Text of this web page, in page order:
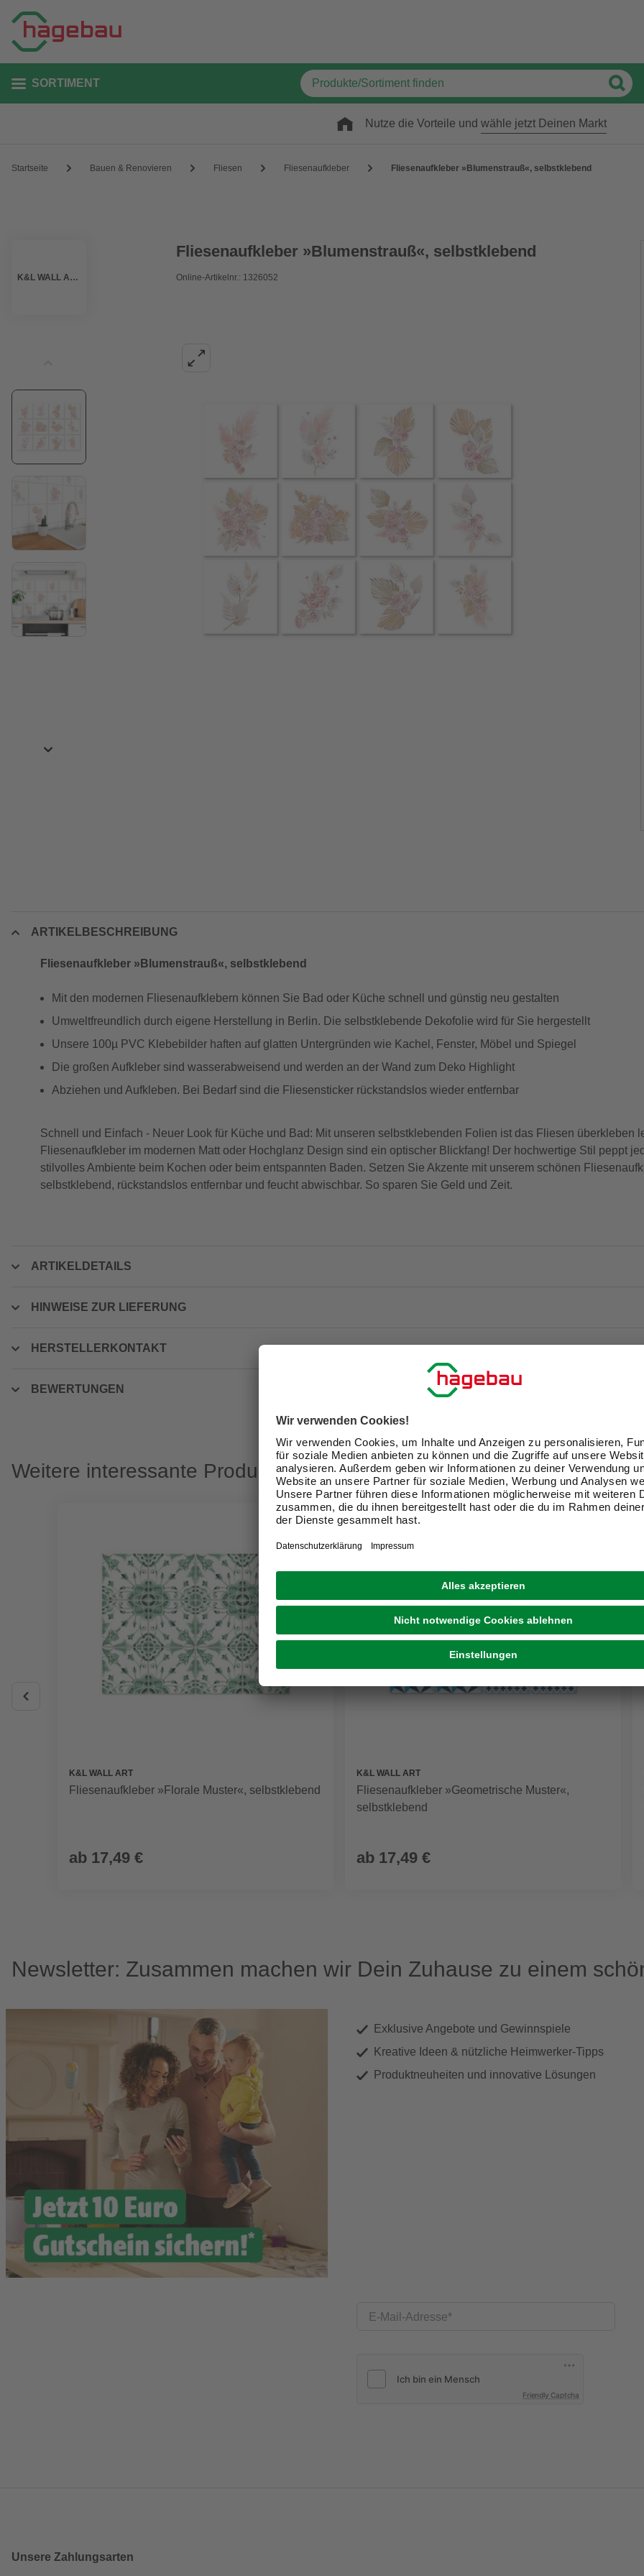
SORTIMENT
Nutze die Vorteile und wähle jetzt Deinen Markt
Startseite Bauen & Renovieren Fliesen Fliesenaufkleber Fliesenaufkleber »Blumenstrauß«, selbstklebend
K&L WALL ART
Fliesenaufkleber »Blumenstrauß«, selbstklebend
Online-Artikelnr.: 1326052
ARTIKELBESCHREIBUNG
Fliesenaufkleber »Blumenstrauß«, selbstklebend
Mit den modernen Fliesenaufklebern können Sie Bad oder Küche schnell und günstig neu gestalten
Umweltfreundlich durch eigene Herstellung in Berlin. Die selbstklebende Dekofolie wird für Sie hergestellt
Unsere 100µ PVC Klebebilder haften auf glatten Untergründen wie Kachel, Fenster, Möbel und Spiegel
Die großen Aufkleber sind wasserabweisend und werden an der Wand zum Deko Highlight
Abziehen und Aufkleben. Bei Bedarf sind die Fliesensticker rückstandslos wieder entfernbar
Schnell und Einfach - Neuer Look für Küche und Bad: Mit unseren selbstklebenden Folien ist das Fliesen überkleben
Fliesenaufkleber im modernen Matt oder Hochglanz Design sind ein optischer Blickfang! Der hochwertige Stil peppt
stilvolles Ambiente beim Kochen oder beim entspannten Baden. Setzen Sie Akzente mit unserem schönen
selbstklebend, rückstandslos entfernbar und feucht abwischbar. So sparen Sie Geld und Zeit.
ARTIKELDETAILS
HINWEISE ZUR LIEFERUNG
HERSTELLERKONTAKT
BEWERTUNGEN
Weitere interessante Produkte
K&L WALL ART
Fliesenaufkleber »Florale Muster«, selbstklebend
ab 17,49 €
K&L WALL ART
Fliesenaufkleber »Geometrische Muster«,
selbstklebend
ab 17,49 €
Newsletter: Zusammen machen wir Dein Zuhause zu einem
Exklusive Angebote und Gewinnspiele
Kreative Ideen & nützliche Heimwerker-Tipps
Produktneuheiten und innovative Lösungen
E-Mail-Adresse
Friendly Captcha
Unsere Zahlungsarten